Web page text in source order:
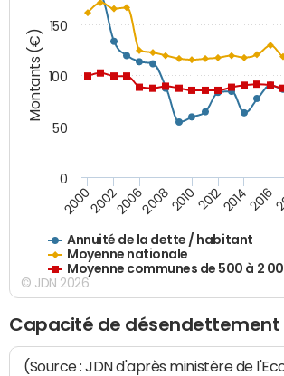
Montants (€)
Annuité de la dette / habitant
Moyenne nationale
Moyenne communes de 500 à 2
20002002200620082010201220142016
0
50
100
150
© JDN 2026
Capacité de désendettement
(Source : JDN d'après ministère de